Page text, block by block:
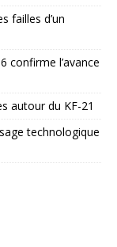
failles d’un
confirme l’avance
autour du KF-21
technologique